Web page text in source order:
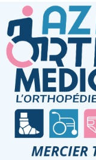
au
contenu